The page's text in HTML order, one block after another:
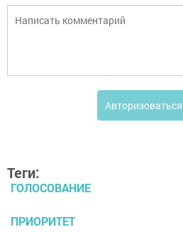
Авторизоваться
Теги:
ГОЛОСОВАНИЕ
ПРИОРИТЕТ